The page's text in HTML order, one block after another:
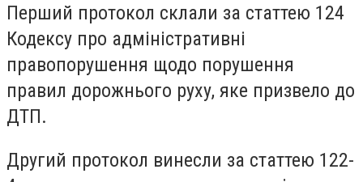
Перший протокол склали за статтею 124
Кодексу про адміністративні
правопорушення щодо порушення
правил дорожнього руху, яке призвело до
ДТП.
Другий протокол винесли за статтею 122-